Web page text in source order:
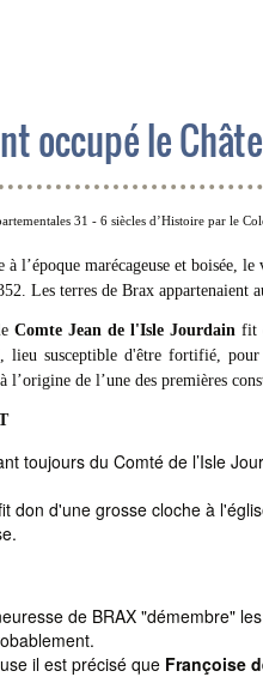
occupé le
31 - 6 siècles d’Histoire par le
à l’époque marécageuse et boisée,
Les terres de Brax appartenaient
Comte Jean de l'Isle Jourdainfit
susceptible d'être fortifié,
l’origine de l’une des premières
toujours du Comté de l’Isle
don d'une grosse cloche à
de BRAX "démembre"
il est précisé que Françoise